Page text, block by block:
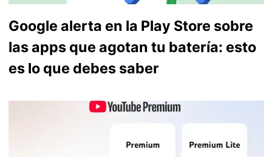
Google alerta en la Play Store sobre
las apps que agotan tu batería: esto
es lo que debes saber